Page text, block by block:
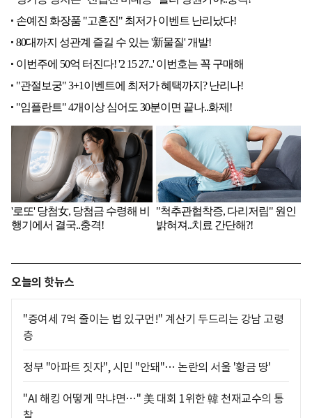
오늘의 핫뉴스
"증여세 7억 줄이는 법 있구먼!" 계산기 두드리는 강남 고령
층
정부 "아파트 짓자", 시민 "안돼"… 논란의 서울 '황금 땅'
"AI 해킹 어떻게 막냐면…" 美 대회 1위한 韓 천재교수의 통
찰